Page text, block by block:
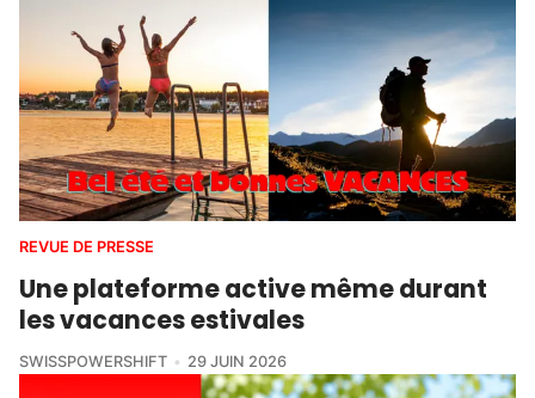
REVUE DE PRESSE
Une plateforme active même durant
les vacances estivales
SWISSPOWERSHIFT 29 JUIN 2026